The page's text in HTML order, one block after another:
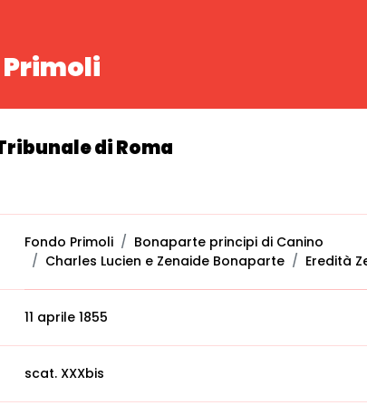
Primoli
di Roma
Fondo Primoli
Bonaparte principi di Canino
Charles Lucien e Zenaide Bonaparte
Eredità
11 aprile 1855
scat. XXXbis